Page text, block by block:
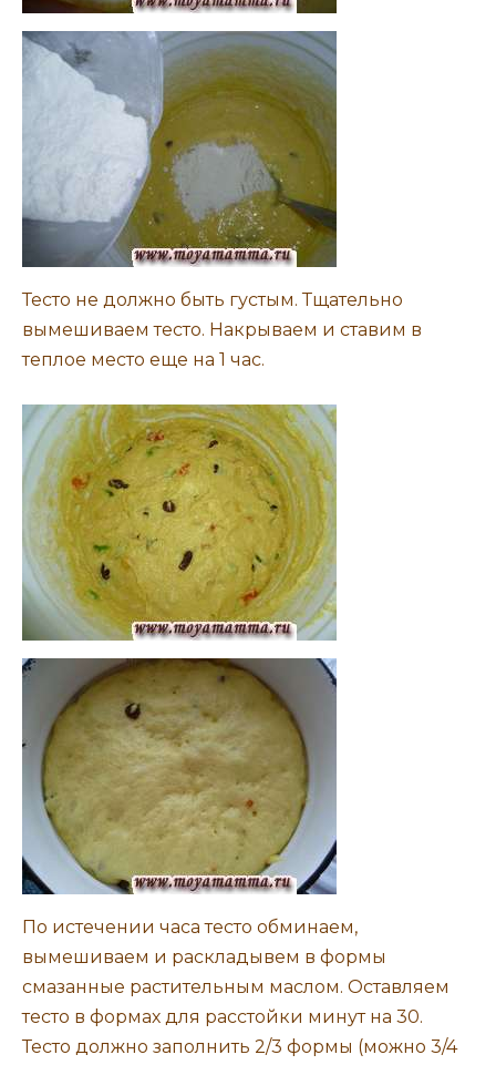
Тесто не должно быть густым. Тщательно
вымешиваем тесто. Накрываем и ставим в
теплое место еще на 1 час.
По истечении часа тесто обминаем,
вымешиваем и раскладывем в формы
смазанные растительным маслом. Оставляем
тесто в формах для расстойки минут на 30.
Тесто должно заполнить 2/3 формы (можно 3/4